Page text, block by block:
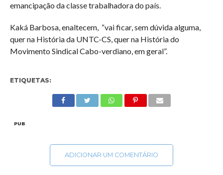
emancipação da classe trabalhadora do país.
Kaká Barbosa, enaltecem, “vai ficar, sem dúvida alguma,
quer na História da UNTC-CS, quer na História do
Movimento Sindical Cabo-verdiano, em geral”.
ETIQUETAS:
PUB
ADICIONAR UM COMENTÁRIO